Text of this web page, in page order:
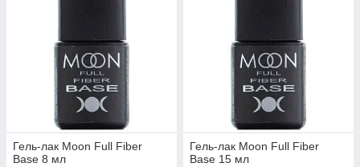
Гель-лак Moon Full Fiber
Base 8 мл
Гель-лак Moon Full Fiber
Base 15 мл